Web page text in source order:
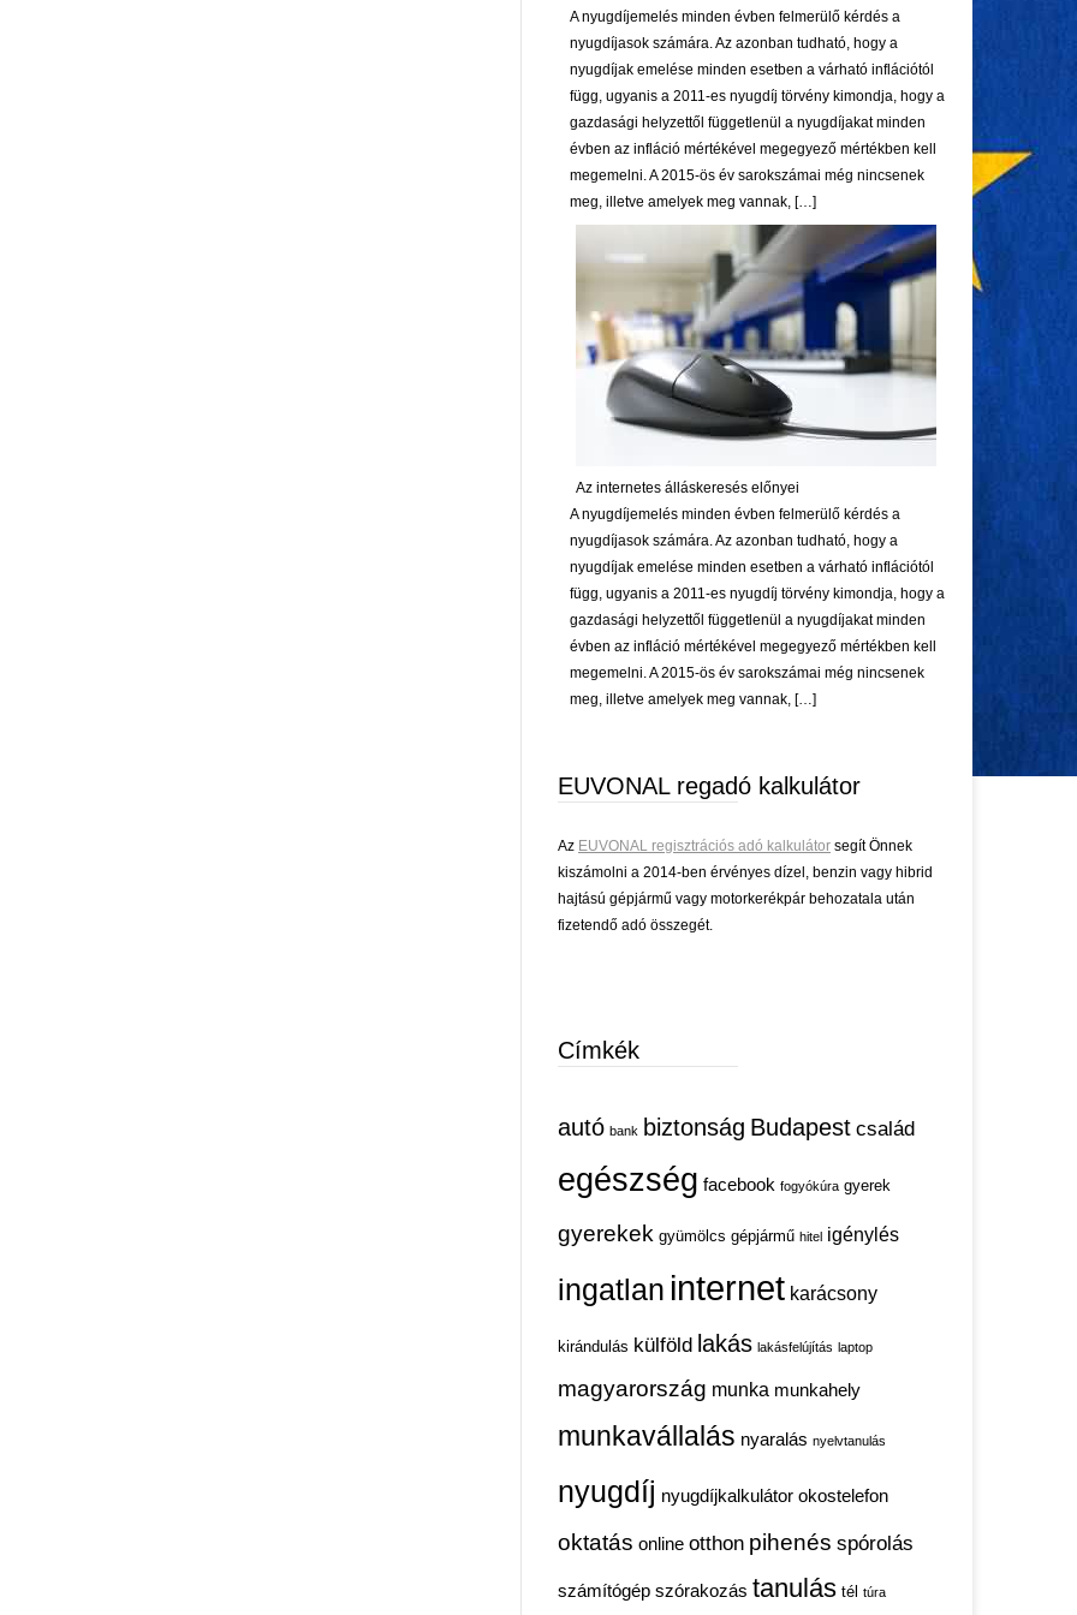
A nyugdíjemelés minden évben felmerülő kérdés a
nyugdíjasok számára. Az azonban tudható, hogy a
nyugdíjak emelése minden esetben a várható inflációtól
függ, ugyanis a 2011-es nyugdíj törvény kimondja, hogy a
gazdasági helyzettől függetlenül a nyugdíjakat minden
évben az infláció mértékével megegyező mértékben kell
megemelni. A 2015-ös év sarokszámai még nincsenek
meg, illetve amelyek meg vannak, […]
Az internetes álláskeresés előnyei
A nyugdíjemelés minden évben felmerülő kérdés a
nyugdíjasok számára. Az azonban tudható, hogy a
nyugdíjak emelése minden esetben a várható inflációtól
függ, ugyanis a 2011-es nyugdíj törvény kimondja, hogy a
gazdasági helyzettől függetlenül a nyugdíjakat minden
évben az infláció mértékével megegyező mértékben kell
megemelni. A 2015-ös év sarokszámai még nincsenek
meg, illetve amelyek meg vannak, […]
EUVONAL regadó kalkulátor
Az EUVONAL regisztrációs adó kalkulátor segít Önnek
kiszámolni a 2014-ben érvényes dízel, benzin vagy hibrid
hajtású gépjármű vagy motorkerékpár behozatala után
fizetendő adó összegét.
Címkék
autó bank biztonság Budapest család
egészség facebook fogyókúra gyerek
gyerekek gyümölcs gépjármű hitel igénylés
ingatlan internet karácsony
kirándulás külföld lakás lakásfelújítás laptop
magyarország munka munkahely
munkavállalás nyaralás nyelvtanulás
nyugdíj nyugdíjkalkulátor okostelefon
oktatás online otthon pihenés spórolás
számítógép szórakozás tanulás tél túra